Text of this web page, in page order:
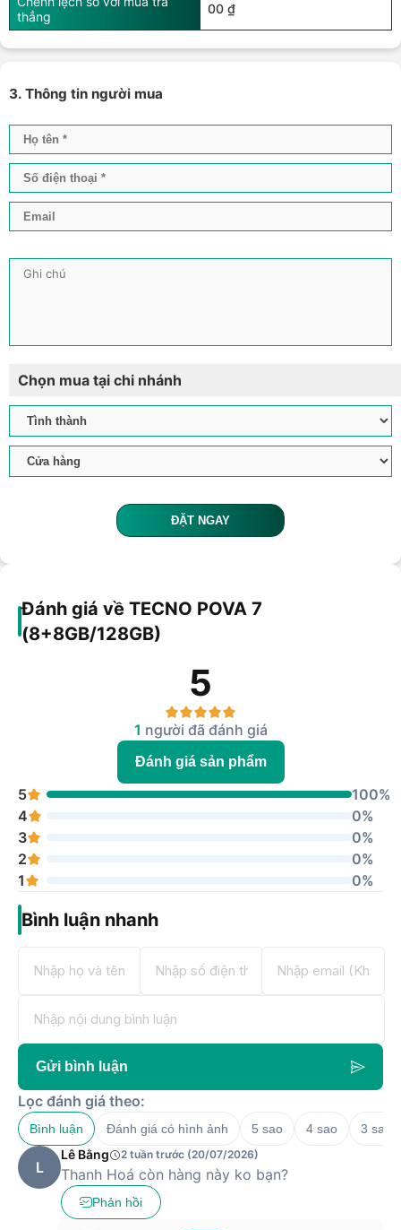
thẳng
00 ₫
3. Thông tin người mua
Chọn mua tại chi nhánh
ĐẶT NGAY
Đánh giá về TECNO POVA 7
(8+8GB/128GB)
5
1 người đã đánh giá
Đánh giá sản phẩm
5
100%
4
0%
3
0%
2
0%
1
0%
Bình luận nhanh
Gửi bình luận
Lọc đánh giá theo:
Bình luận Đánh giá có hình ảnh 5 sao 4 sao 3 sao
L
Lê Bằng 2 tuần trước (20/07/2026)
Thanh Hoá còn hàng này ko bạn?
Phản hồi